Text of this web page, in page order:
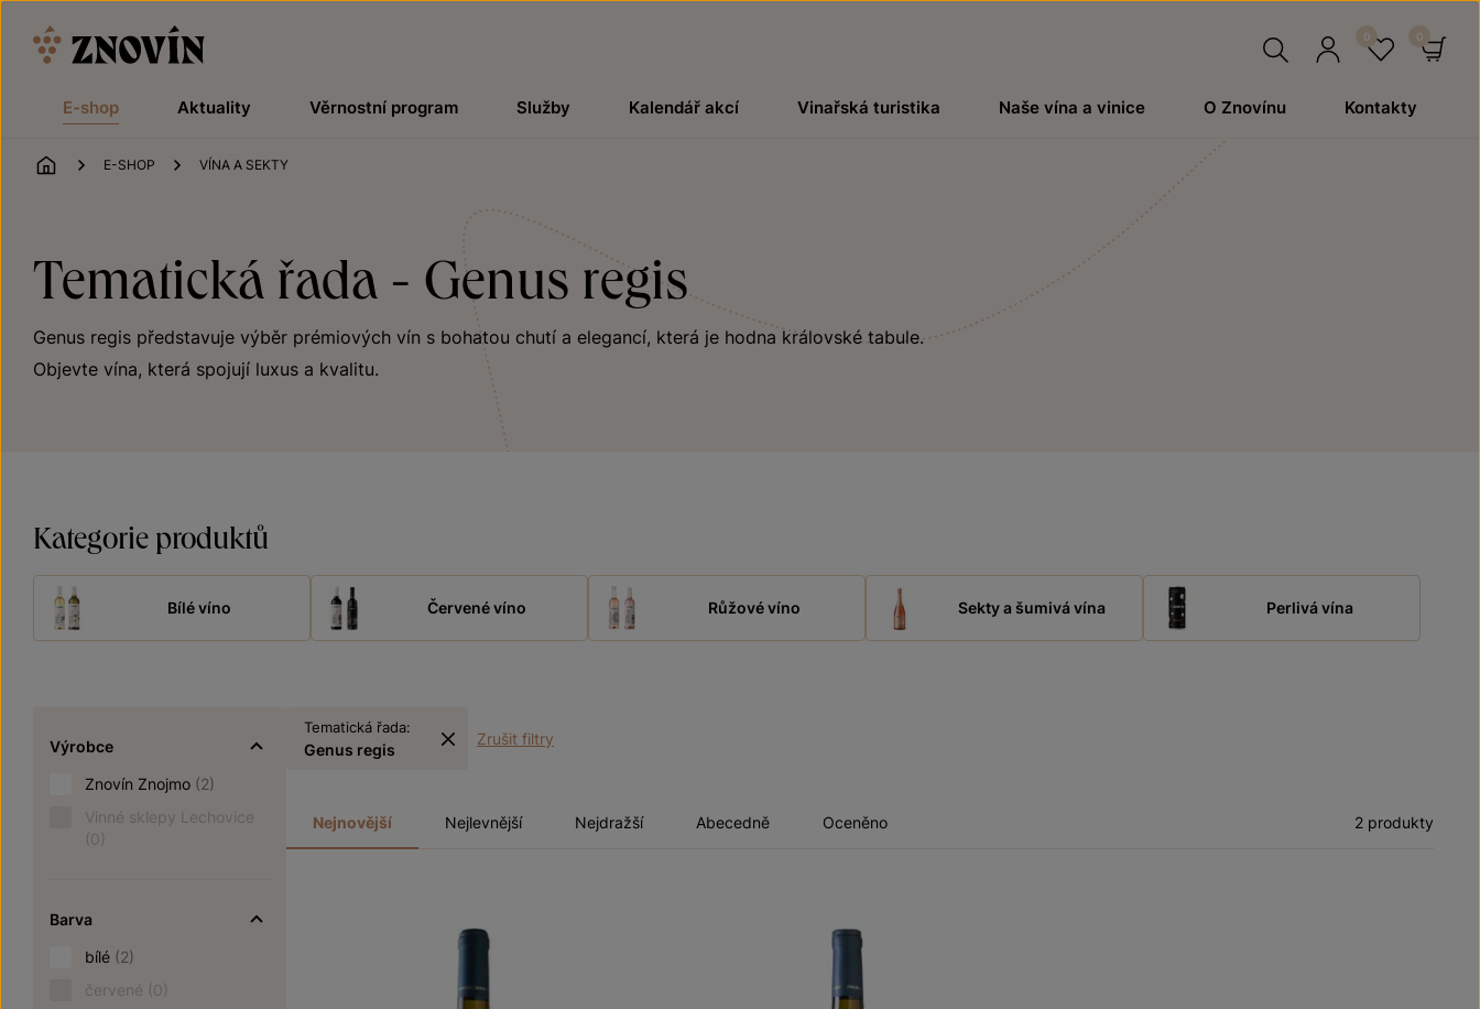
E-shop Aktuality Věrnostní program Služby Kalendář akcí Vinařská turistika Naše vína a vinice O Znovínu Kontakty
ÚVOD
E-SHOP VÍNA A SEKTY
Tematická řada - Genus regis
Genus regis představuje výběr prémiových vín s bohatou chutí a elegancí, která je hodna královské tabule.
Objevte vína, která spojují luxus a kvalitu.
Kategorie produktů
Bílé víno Červené víno Růžové víno Sekty a šumivá vína Perlivá vína
Výrobce
Znovín Znojmo (2)
Vinné sklepy Lechovice
(0)
Barva
bílé (2)
červené (0)
Tematická řada:
Genus regis
Zrušit filtry
Nejnovější Nejlevnější Nejdražší Abecedně Oceněno 2 produkty